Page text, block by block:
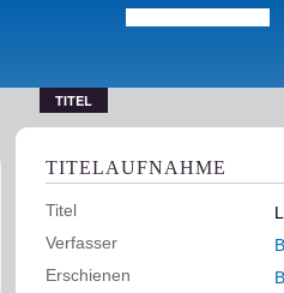
TITEL
TITELAUFNAHME
Titel
Verfasser
Erschienen